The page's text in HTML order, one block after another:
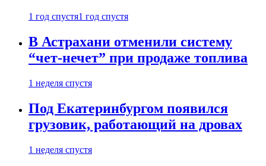
1 год спустя1 год спустя
В Астрахани отменили систему
“чет-нечет” при продаже топлива
1 неделя спустя
Под Екатеринбургом появился
грузовик, работающий на дровах
1 неделя спустя